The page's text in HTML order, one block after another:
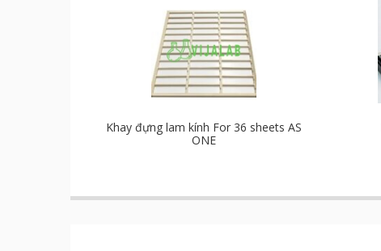
Khay đựng lam kính For 36 sheets AS
ONE